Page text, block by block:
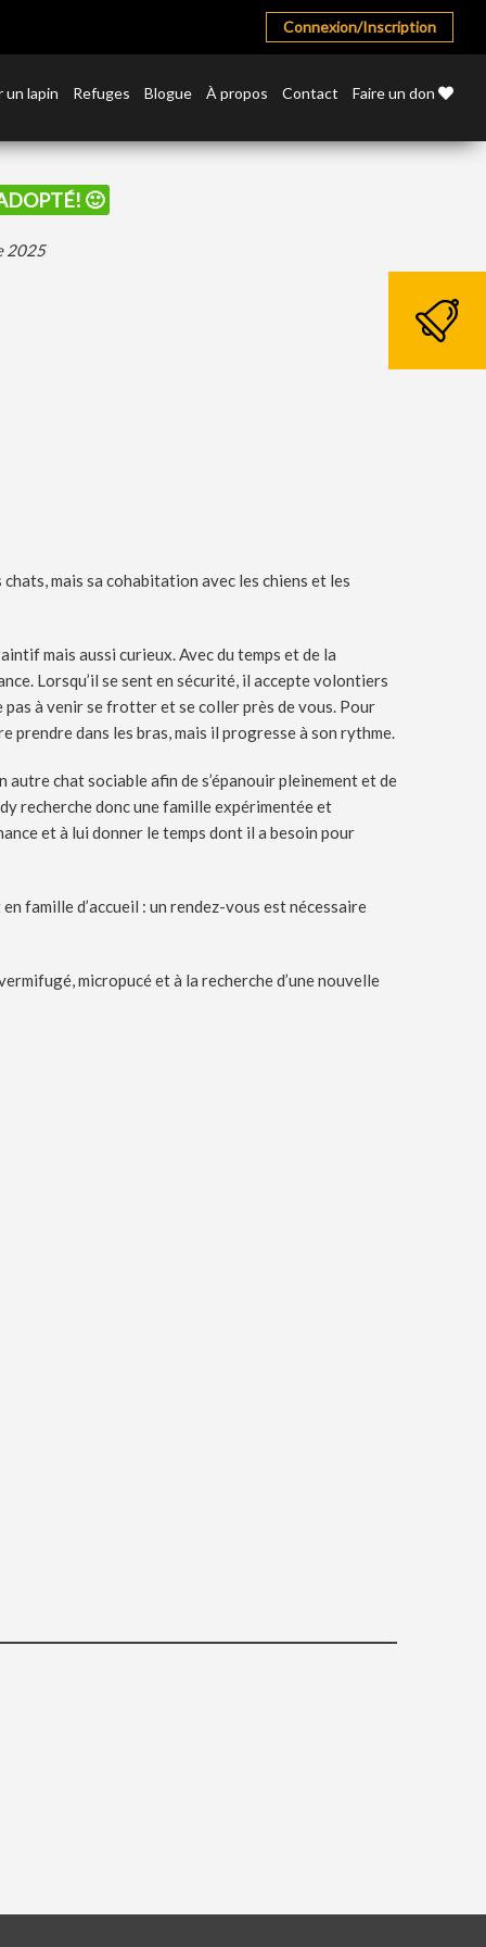
Connexion/Inscription
lapin Refuges Blogue À propos Contact Faire un don
🙂
2025
mais sa cohabitation avec les chiens et les
mais aussi curieux. Avec du temps et de la
Lorsqu’il se sent en sécurité, il accepte volontiers
pas à venir se frotter et se coller près de vous. Pour
prendre dans les bras, mais il progresse à son rythme.
autre chat sociable afin de s’épanouir pleinement et de
recherche donc une famille expérimentée et
et à lui donner le temps dont il a besoin pour
famille d’accueil : un rendez-vous est nécessaire
micropucé et à la recherche d’une nouvelle